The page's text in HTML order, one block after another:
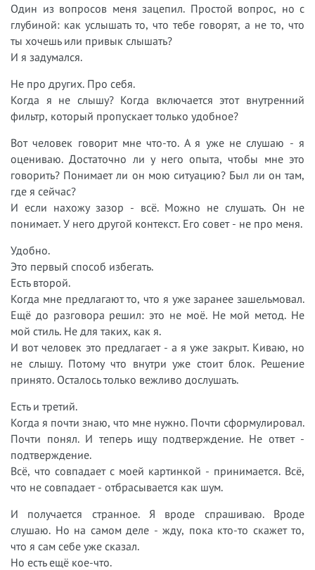
Один из вопросов меня зацепил. Простой вопрос, но с
глубиной: как услышать то, что тебе говорят, а не то, что
ты хочешь или привык слышать?
И я задумался.
Не про других. Про себя.
Когда я не слышу? Когда включается этот внутренний
фильтр, который пропускает только удобное?
Вот человек говорит мне что-то. А я уже не слушаю - я
оцениваю. Достаточно ли у него опыта, чтобы мне это
говорить? Понимает ли он мою ситуацию? Был ли он там,
где я сейчас?
И если нахожу зазор - всё. Можно не слушать. Он не
понимает. У него другой контекст. Его совет - не про меня.
Удобно.
Это первый способ избегать.
Есть второй.
Когда мне предлагают то, что я уже заранее зашельмовал.
Ещё до разговора решил: это не моё. Не мой метод. Не
мой стиль. Не для таких, как я.
И вот человек это предлагает - а я уже закрыт. Киваю, но
не слышу. Потому что внутри уже стоит блок. Решение
принято. Осталось только вежливо дослушать.
Есть и третий.
Когда я почти знаю, что мне нужно. Почти сформулировал.
Почти понял. И теперь ищу подтверждение. Не ответ -
подтверждение.
Всё, что совпадает с моей картинкой - принимается. Всё,
что не совпадает - отбрасывается как шум.
И получается странное. Я вроде спрашиваю. Вроде
слушаю. Но на самом деле - жду, пока кто-то скажет то,
что я сам себе уже сказал.
Но есть ещё кое-что.